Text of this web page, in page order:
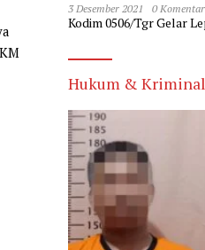
3 Desember 2021 0 Komentar
Kodim 0506/Tgr Gelar
Hukum & Kriminal